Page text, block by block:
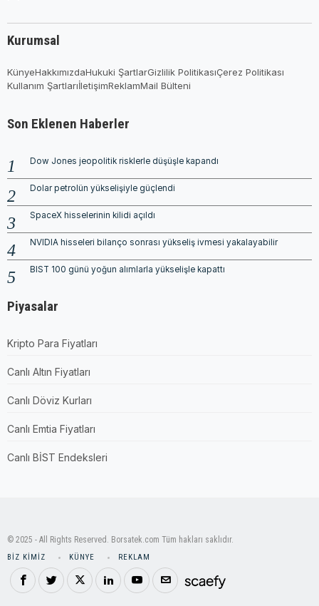
Kurumsal
KünyeHakkımızdaHukuki ŞartlarGizlilik PolitikasıÇerez Politikası
Kullanım ŞartlarıİletişimReklamMail Bülteni
Son Eklenen Haberler
Dow Jones jeopolitik risklerle düşüşle kapandı
Dolar petrolün yükselişiyle güçlendi
SpaceX hisselerinin kilidi açıldı
NVIDIA hisseleri bilanço sonrası yükseliş ivmesi yakalayabilir
BIST 100 günü yoğun alımlarla yükselişle kapattı
Piyasalar
Kripto Para Fiyatları
Canlı Altın Fiyatları
Canlı Döviz Kurları
Canlı Emtia Fiyatları
Canlı BİST Endeksleri
© 2025 - All Rights Reserved. Borsatek.com Tüm hakları saklıdır.
BIZ KIMIZ KÜNYE REKLAM